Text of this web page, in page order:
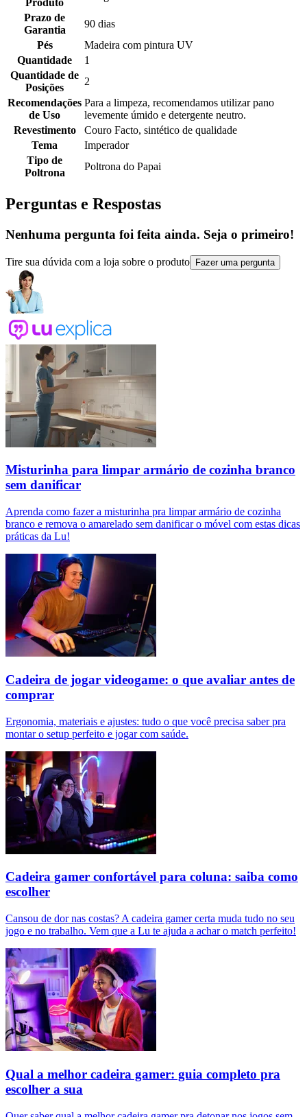
Produto
Prazo de
Garantia
90 dias
Pés
Madeira com pintura UV
Quantidade
1
Quantidade de
Posições
2
Recomendações
de Uso
Para a limpeza, recomendamos utilizar pano
levemente úmido e detergente neutro.
Revestimento
Couro Facto, sintético de qualidade
Tema
Imperador
Tipo de
Poltrona
Poltrona do Papai
Perguntas e Respostas
Nenhuma pergunta foi feita ainda. Seja o primeiro!
Tire sua dúvida com a loja sobre o produto Fazer uma pergunta
Misturinha para limpar armário de cozinha branco
sem danificar
Aprenda como fazer a misturinha pra limpar armário de cozinha
branco e remova o amarelado sem danificar o móvel com estas dicas
práticas da Lu!
Cadeira de jogar videogame: o que avaliar antes de
comprar
Ergonomia, materiais e ajustes: tudo o que você precisa saber pra
montar o setup perfeito e jogar com saúde.
Cadeira gamer confortável para coluna: saiba como
escolher
Cansou de dor nas costas? A cadeira gamer certa muda tudo no seu
jogo e no trabalho. Vem que a Lu te ajuda a achar o match perfeito!
Qual a melhor cadeira gamer: guia completo pra
escolher a sua